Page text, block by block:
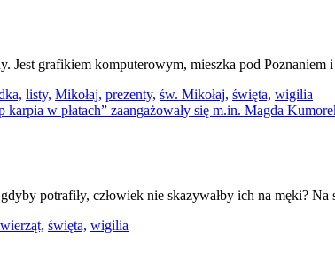
Jest grafikiem komputerowym, mieszka pod Poznaniem
listy, Mikołaj, prezenty, św. Mikołaj, święta, wigilia
potrafiły, człowiek nie skazywałby ich na męki? Na
święta, wigilia